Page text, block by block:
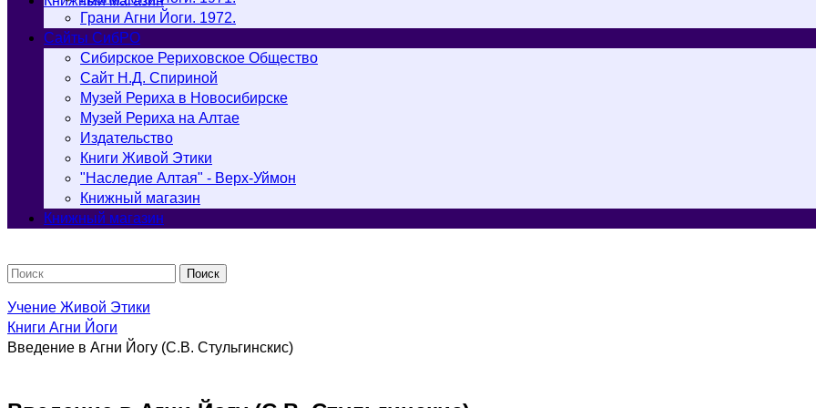
Грани Агни Йоги. 1972.
Cайты СибРО
Сибирское Рериховское Общество
Сайт Н.Д. Спириной
Музей Рериха в Новосибирске
Музей Рериха на Алтае
Издательство
Книги Живой Этики
"Наследие Алтая" - Верх-Уймон
Книжный магазин
Книжный магазин
Поиск
Учение Живой Этики
Книги Агни Йоги
Введение в Агни Йогу (С.В. Стульгинскис)